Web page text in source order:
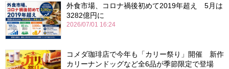
外食市場、コロナ禍後初めて2019年超え 5月は
3282億円に
2026/07/01 16:24
コメダ珈琲店で今年も「カリー祭り」開催 新作
カリーナンドッグなど全6品が季節限定で登場